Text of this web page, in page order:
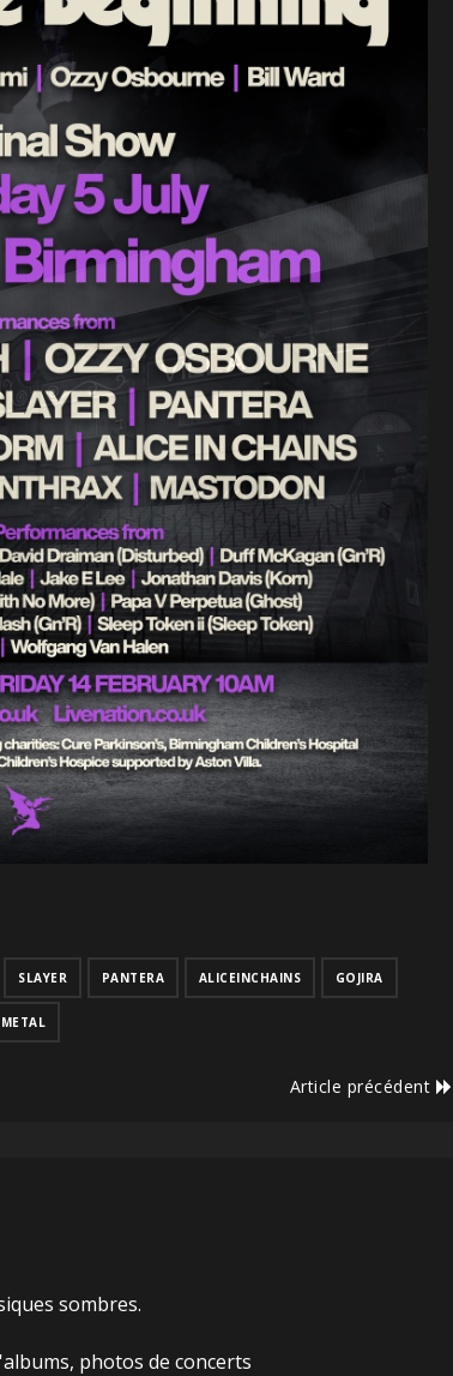
SLAYER PANTERA ALICEINCHAINS GOJIRA
Article précédent
sombres.
photos de concerts